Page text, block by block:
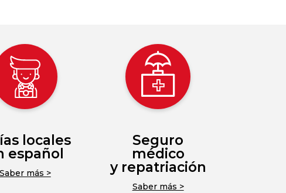
locales
español
Saber más >
Seguro
médico
y repatriación
Saber más >